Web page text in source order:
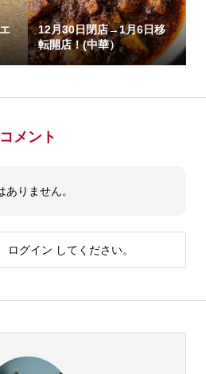
12月30日閉店→1月6日移
転開店！(中華）
コメント
りません。
ログイン してください。